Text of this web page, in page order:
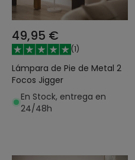
49,95 €
(1)
Lámpara de Pie de Metal 2
Focos Jigger
En Stock, entrega en
24/48h